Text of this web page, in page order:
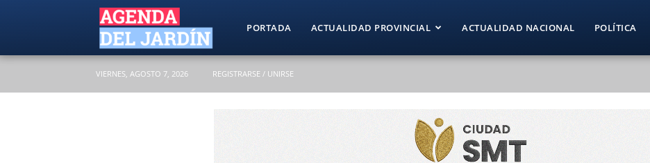
Agenda
PORTADA ACTUALIDAD PROVINCIAL ACTUALIDAD NACIONAL POLÍTICA
VIERNES, AGOSTO 7, 2026 REGISTRARSE / UNIRSE